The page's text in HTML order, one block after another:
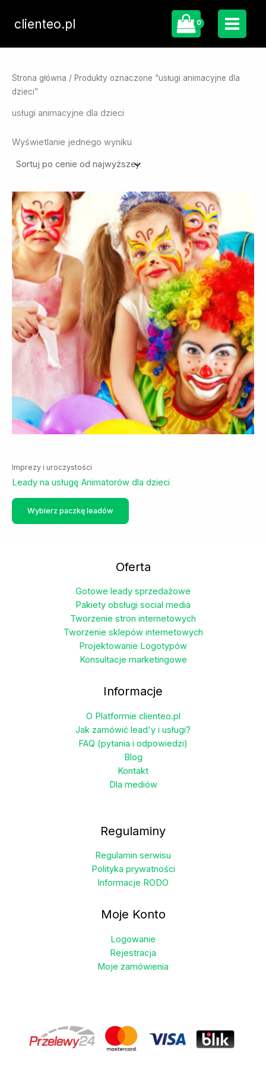
clienteo.pl
Strona główna / Produkty oznaczone “usługi animacyjne dla
dzieci”
usługi animacyjne dla dzieci
Wyświetlanie jednego wyniku
Imprezy i uroczystości
Leady na usługę Animatorów dla dzieci
Wybierz paczkę leadów
Ten
Opcje
wybrać
na
stronie
produktu
Oferta
Gotowe leady sprzedażowe
Pakiety obsługi social media
Tworzenie stron internetowych
Tworzenie sklepów internetowych
Projektowanie Logotypów
Konsultacje marketingowe
Informacje
O Platformie clienteo.pl
Jak zamówić lead'y i usługi?
FAQ (pytania i odpowiedzi)
Blog
Kontakt
Dla mediów
Regulaminy
Regulamin serwisu
Polityka prywatności
Informacje RODO
Moje Konto
Logowanie
Rejestracja
Moje zamówienia